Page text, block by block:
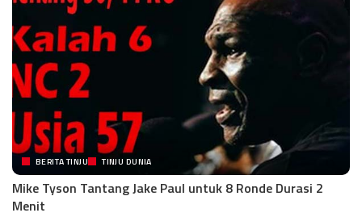
BERITA TINJU TINJU DUNIA
Mike Tyson Tantang Jake Paul untuk 8 Ronde Durasi 2
Menit